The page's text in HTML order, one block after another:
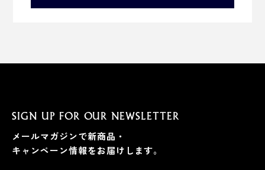
SIGN UP FOR OUR NEWSLETTER
メールマガジンで新商品・
キャンペーン情報をお届けします。